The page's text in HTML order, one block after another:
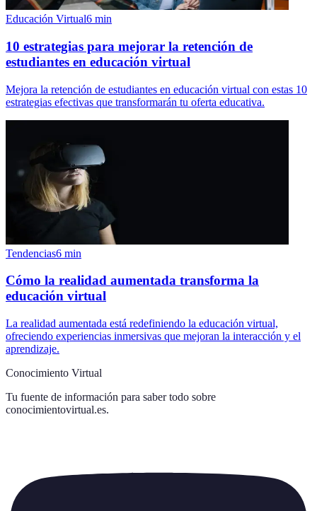
Educación Virtual6 min
10 estrategias para mejorar la retención de
estudiantes en educación virtual
Mejora la retención de estudiantes en educación virtual con estas 10
estrategias efectivas que transformarán tu oferta educativa.
Tendencias6 min
Cómo la realidad aumentada transforma la
educación virtual
La realidad aumentada está redefiniendo la educación virtual,
ofreciendo experiencias inmersivas que mejoran la interacción y el
aprendizaje.
Conocimiento Virtual
Tu fuente de información para saber todo sobre
conocimientovirtual.es.